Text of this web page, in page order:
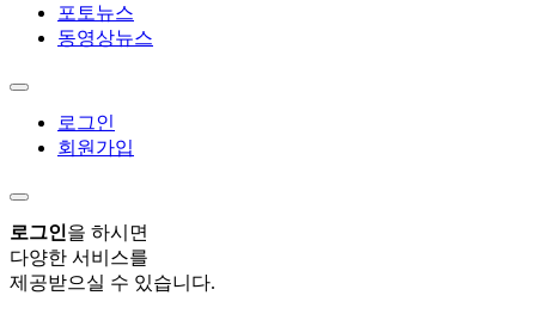
포토뉴스
동영상뉴스
로그인
회원가입
로그인을 하시면
다양한 서비스를
제공받으실 수 있습니다.